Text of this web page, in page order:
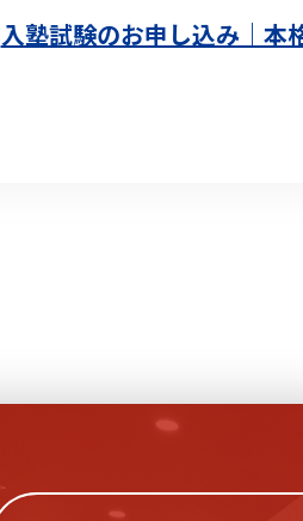
入塾試験のお申し込み｜本